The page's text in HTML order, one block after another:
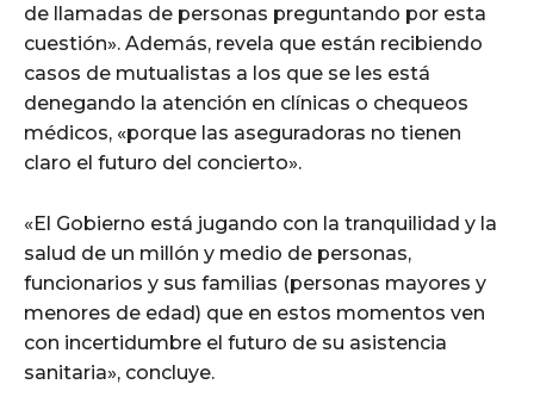
de llamadas de personas preguntando por esta
cuestión». Además, revela que están recibiendo
casos de mutualistas a los que se les está
denegando la atención en clínicas o chequeos
médicos, «porque las aseguradoras no tienen
claro el futuro del concierto».
«El Gobierno está jugando con la tranquilidad y la
salud de un millón y medio de personas,
funcionarios y sus familias (personas mayores y
menores de edad) que en estos momentos ven
con incertidumbre el futuro de su asistencia
sanitaria», concluye.